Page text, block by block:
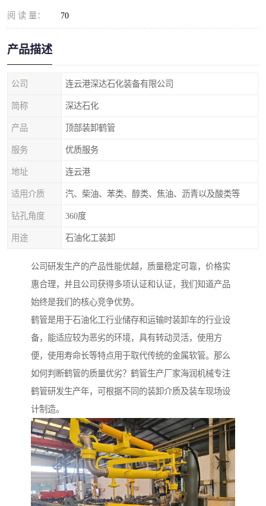
阅 读 量： 70
产品描述
公司 连云港深达石化装备有限公司
简称 深达石化
产品 顶部装卸鹤管
服务 优质服务
地址 连云港
适用介质 汽、柴油、苯类、醇类、焦油、沥青以及酸类等
钻孔角度 360度
用途 石油化工装卸
公司研发生产的产品性能优越，质量稳定可靠，价格实
惠合理，并且公司获得多项认证和认证，我们知道产品
始终是我们的核心竞争优势。
鹤管是用于石油化工行业储存和运输时装卸车的行业设
备，能适应较为恶劣的环境，具有转动灵活，使用方
便，使用寿命长等特点用于取代传统的金属软管。那么
如何判断鹤管的质量优劣？鹤管生产厂家海润机械专注
鹤管研发生产年，可根据不同的装卸介质及装车现场设
计制造。